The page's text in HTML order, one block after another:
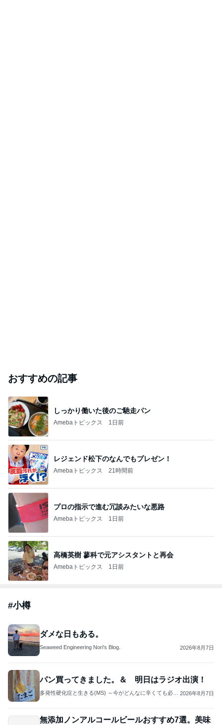
おすすめの記事
しっかり働いた後のご馳走パン
Amebaトピックス 1日前
レジェンド松下のなんでもプレゼン！
Amebaトピックス 21時間前
プロの指示で進む冗談みたいな悪路
Amebaトピックス 1日前
高橋英樹 蓼科で元アシスタントと再会
Amebaトピックス 1日前
#小樽
ダメな日もある。
Seaweed Engineering Nori's Blog. 2026年8月7日
パン買ってきました。＆ 明日はラジオ出演！
多発性硬化症と生きる(MS) ～今がどんなに辛くても必ず
2026年8月7日
無添加ノンアルコールビールおすすめ7選。美味